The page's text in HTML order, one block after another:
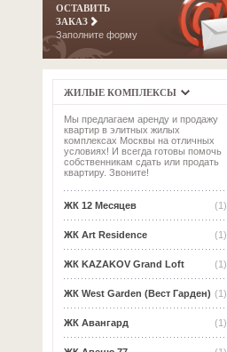
ОСТАВИТЬ
ЗАКАЗ
Заполните форму
ЖИЛЫЕ КОМПЛЕКСЫ
Мы предлагаем аренду и продажу
квартир в элитных жилых
комплексах Москвы на отличных
условиях! И всегда готовы помочь
собственникам сдать или продать
квартиру. Звоните!
(1)
ЖК 12 Месяцев
(1)
ЖК Art Residence
(1)
ЖК KAZAKOV Grand Loft
(1)
ЖК West Garden (Вест Гарден)
(1)
ЖК Авангард